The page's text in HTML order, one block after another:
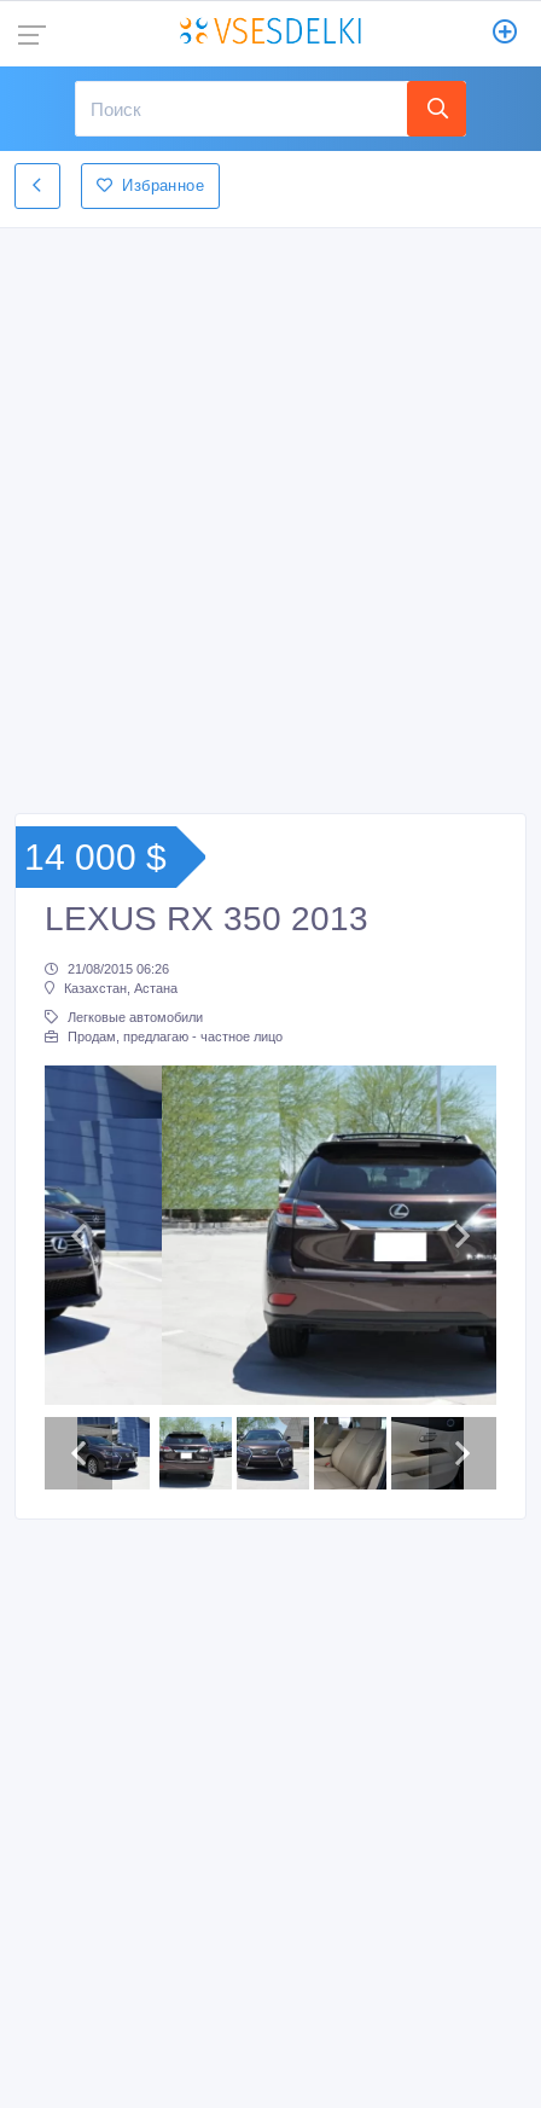
Избранное
14 000 $
LEXUS RX 350 2013
21/08/2015 06:26
Казахстан, Астана
Легковые автомобили
Продам, предлагаю - частное лицо